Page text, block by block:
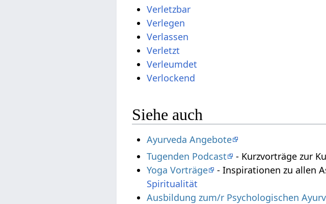
Verletzbar
Verlegen
Verlassen
Verletzt
Verleumdet
Verlockend
Siehe auch
Ayurveda Angebote
Tugenden Podcast
- Kurzvorträge zur
Yoga Vorträge
- Inspirationen zu allen
Spiritualität
Ausbildung zum/r Psychologischen